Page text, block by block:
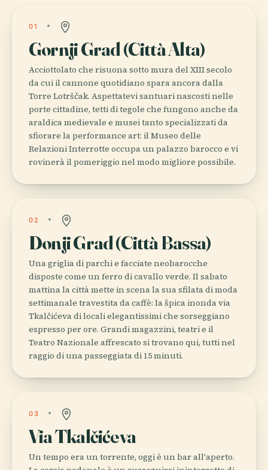
01
Gornji Grad (Città Alta)
Acciottolato che risuona sotto mura del XIII secolo
da cui il cannone quotidiano spara ancora dalla
Torre Lotrščak. Aspettatevi santuari nascosti nelle
porte cittadine, tetti di tegole che fungono anche da
araldica medievale e musei tanto specializzati da
sfiorare la performance art: il Museo delle
Relazioni Interrotte occupa un palazzo barocco e vi
rovinerà il pomeriggio nel modo migliore possibile.
02
Donji Grad (Città Bassa)
Una griglia di parchi e facciate neobarocche
disposte come un ferro di cavallo verde. Il sabato
mattina la città mette in scena la sua sfilata di moda
settimanale travestita da caffè: la špica inonda via
Tkalčićeva di locali elegantissimi che sorseggiano
espresso per ore. Grandi magazzini, teatri e il
Teatro Nazionale affrescato si trovano qui, tutti nel
raggio di una passeggiata di 15 minuti.
03
Via Tkalčićeva
Un tempo era un torrente, oggi è un bar all'aperto.